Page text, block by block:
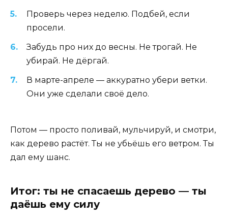
Проверь через неделю. Подбей, если
просели.
Забудь про них до весны. Не трогай. Не
убирай. Не дёргай.
В марте-апреле — аккуратно убери ветки.
Они уже сделали своё дело.
Потом — просто поливай, мульчируй, и смотри,
как дерево растёт. Ты не убьёшь его ветром. Ты
дал ему шанс.
Итог: ты не спасаешь дерево — ты
даёшь ему силу